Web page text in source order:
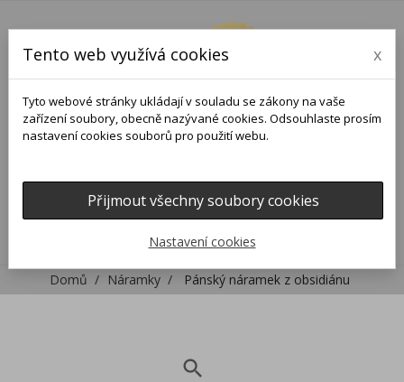
Domů Náramky Pánský náramek z obsidiánu
search
Tento web využívá cookies x
Tyto webové stránky ukládají v souladu se zákony na vaše
zařízení soubory, obecně nazývané cookies. Odsouhlaste prosím
nastavení cookies souborů pro použití webu.
Přijmout všechny soubory cookies
Nastavení cookies